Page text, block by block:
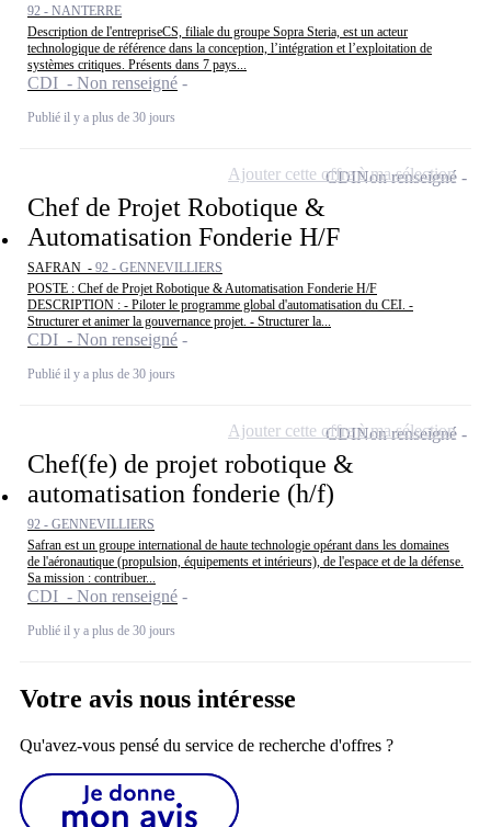
92 - NANTERRE
Description de l'entrepriseCS, filiale du groupe Sopra Steria, est un acteur
technologique de référence dans la conception, l’intégration et l’exploitation de
systèmes critiques. Présents dans 7 pays...
CDI - Non renseigné
Publié il y a plus de 30 jours
Chef de Projet Robotique &
Automatisation Fonderie H/F
SAFRAN - 92 - GENNEVILLIERS
POSTE : Chef de Projet Robotique & Automatisation Fonderie H/F
DESCRIPTION : - Piloter le programme global d'automatisation du CEI. -
Structurer et animer la gouvernance projet. - Structurer la...
CDI - Non renseigné
Publié il y a plus de 30 jours
CDINon renseigné
Ajouter cette offre à ma sélection
Chef(fe) de projet robotique &
automatisation fonderie (h/f)
92 - GENNEVILLIERS
Safran est un groupe international de haute technologie opérant dans les domaines
de l'aéronautique (propulsion, équipements et intérieurs), de l'espace et de la défense.
Sa mission : contribuer...
CDI - Non renseigné
Publié il y a plus de 30 jours
CDINon renseigné
Ajouter cette offre à ma sélection
Votre avis nous intéresse
Qu'avez-vous pensé du service de recherche d'offres ?